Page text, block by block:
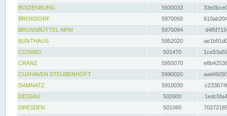
BOIZENBURG
5930033
BROKDORF
5970050
BRUNSBÜTTEL MPM
5970094
BUNTHAUS
5952020
COSWIG
501470
CRANZ
5950070
CUXHAVEN STEUBENHÖFT
5990020
DAMNATZ
5910030
DESSAU
502000
DRESDEN
501060